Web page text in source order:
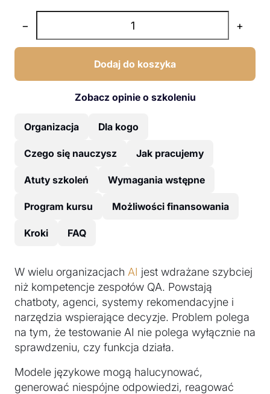
− +
Dodaj do koszyka
Zobacz opinie o szkoleniu
Organizacja Dla kogo
Czego się nauczysz Jak pracujemy
Atuty szkoleń Wymagania wstępne
Program kursu Możliwości finansowania
Kroki FAQ
W wielu organizacjach AI jest wdrażane szybciej
niż kompetencje zespołów QA. Powstają
chatboty, agenci, systemy rekomendacyjne i
narzędzia wspierające decyzje. Problem polega
na tym, że testowanie AI nie polega wyłącznie na
sprawdzeniu, czy funkcja działa.
Modele językowe mogą halucynować,
generować niespójne odpowiedzi, reagować